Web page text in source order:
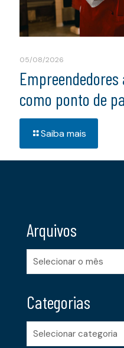
05/08/2026
como ponto de
Saiba mais
Arquivos
Arquivos
Categorias
Categorias